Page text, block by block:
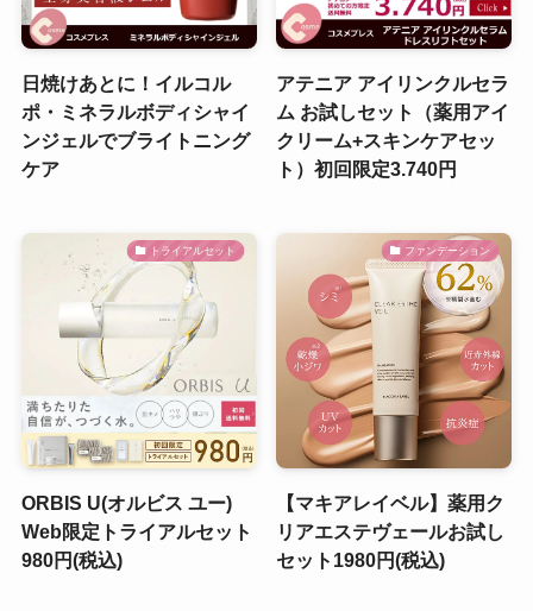
日焼けあとに！イルコル
ポ・ミネラルボディシャイ
ンジェルでブライトニング
ケア
アテニア アイリンクルセラ
ム お試しセット（薬用アイ
クリーム+スキンケアセッ
ト）初回限定3.740円
トライアルセット
ORBIS U(オルビス ユー)
Web限定トライアルセット
980円(税込)
ファンデーション
【マキアレイベル】薬用ク
リアエステヴェールお試し
セット1980円(税込)